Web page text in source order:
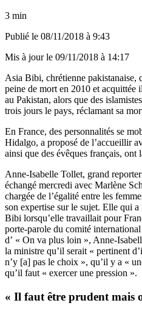
3 min
Publié le 08/11/2018 à 9:43
Mis à jour le 09/11/2018 à 14:17
Asia Bibi, chrétienne pakistanaise,
peine de mort en 2010 et acquittée
au Pakistan, alors que des
trois jours le pays, réclamant sa
En France, des personnalités se
Hidalgo, a proposé de l’accueillir
ainsi que des évêques français, ont
Anne-Isabelle Tollet, grand
échangé mercredi avec Marlène
chargée de l’égalité entre les
son expertise sur le sujet. Elle qui
Bibi lorsqu’elle travaillait pour
porte-parole du comité
d’ « On va plus loin », Anne-
la ministre qu’il serait « pertinent
n’y [a] pas le choix », qu’il y a «
qu’il faut « exercer une pression ».
« Il faut être prudent mais